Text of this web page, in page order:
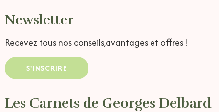
Newsletter
Recevez tous nos conseils,avantages et offres !
S'INSCRIRE
Les Carnets de Georges Delbard